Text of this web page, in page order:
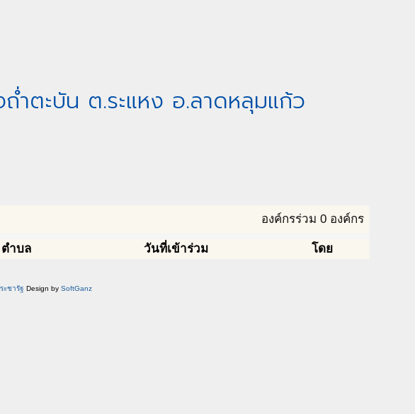
ำตะบัน ต.ระแหง อ.ลาดหลุมแก้ว
องค์กรร่วม 0 องค์กร
ตำบล วันที่เข้าร่วม โดย
ะชารัฐ Design by SoftGanz